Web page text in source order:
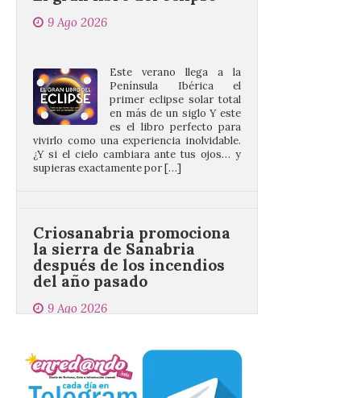
primer eclipse solar total
en más de un siglo Y este
es el libro perfecto para
vivirlo como una experiencia inolvidable.
¿Y si el cielo cambiara ante tus ojos… y
supieras exactamente por […]
después de los incendios
del año pasado
9 Ago 2026
hacer una cima acudan a
un comercio local para
que le selle el pasaporte,